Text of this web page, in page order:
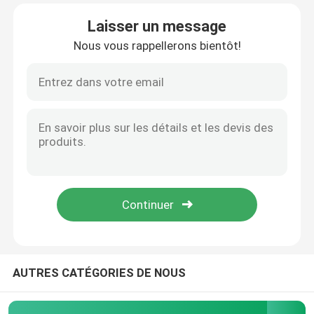
Visite d'usine
Contrôle de qualité
Contactez-nous
Laisser un message
Nous vous rappellerons bientôt!
AUTRES CATÉGORIES DE NOUS